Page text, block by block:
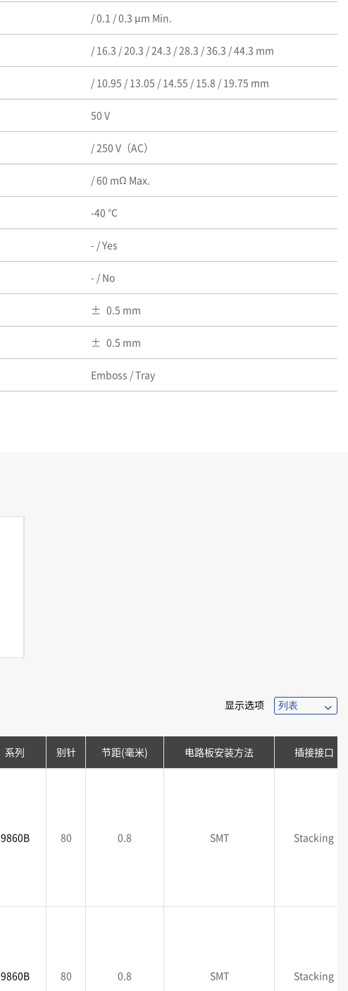
/ 0.1 / 0.3 μm Min.
/ 16.3 / 20.3 / 24.3 / 28.3 / 36.3 / 44.3 mm
/ 10.95 / 13.05 / 14.55 / 15.8 / 19.75 mm
50 V
/ 250 V（AC）
/ 60 mΩ Max.
-40 ℃
- / Yes
- / No
0.5 mm
0.5 mm
Emboss / Tray
显示选项
系列 别针 节距(毫米) 电路板安装方法 插接接口
9860B 80 0.8 SMT Stacking
9860B 80 0.8 SMT Stacking